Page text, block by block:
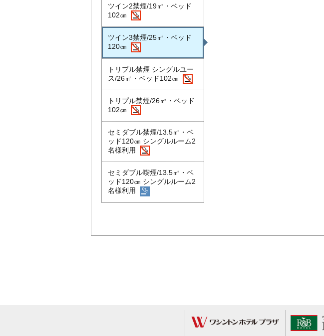
ツイン2禁煙/19㎡・ベッド
102㎝
ツイン3禁煙/25㎡・ベッド
120㎝
トリプル禁煙 シングルユー
ス/26㎡・ベッド102㎝
トリプル禁煙/26㎡・ベッド
102㎝
セミダブル禁煙/13.5㎡・ベ
ッド120㎝ シングルルーム2
名様利用
セミダブル喫煙/13.5㎡・ベ
ッド120㎝ シングルルーム2
名様利用